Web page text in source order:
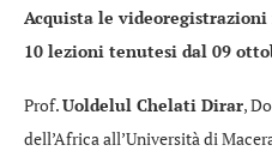
10
lezioni)
quantità
Acquista le
10 lezioni tenutesi dal 09
Prof.Uoldelul Chelati Dirar,
dell’Africa all’Università di